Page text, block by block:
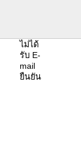
ไม่ได้
รับ E-
mail
ยืนยัน